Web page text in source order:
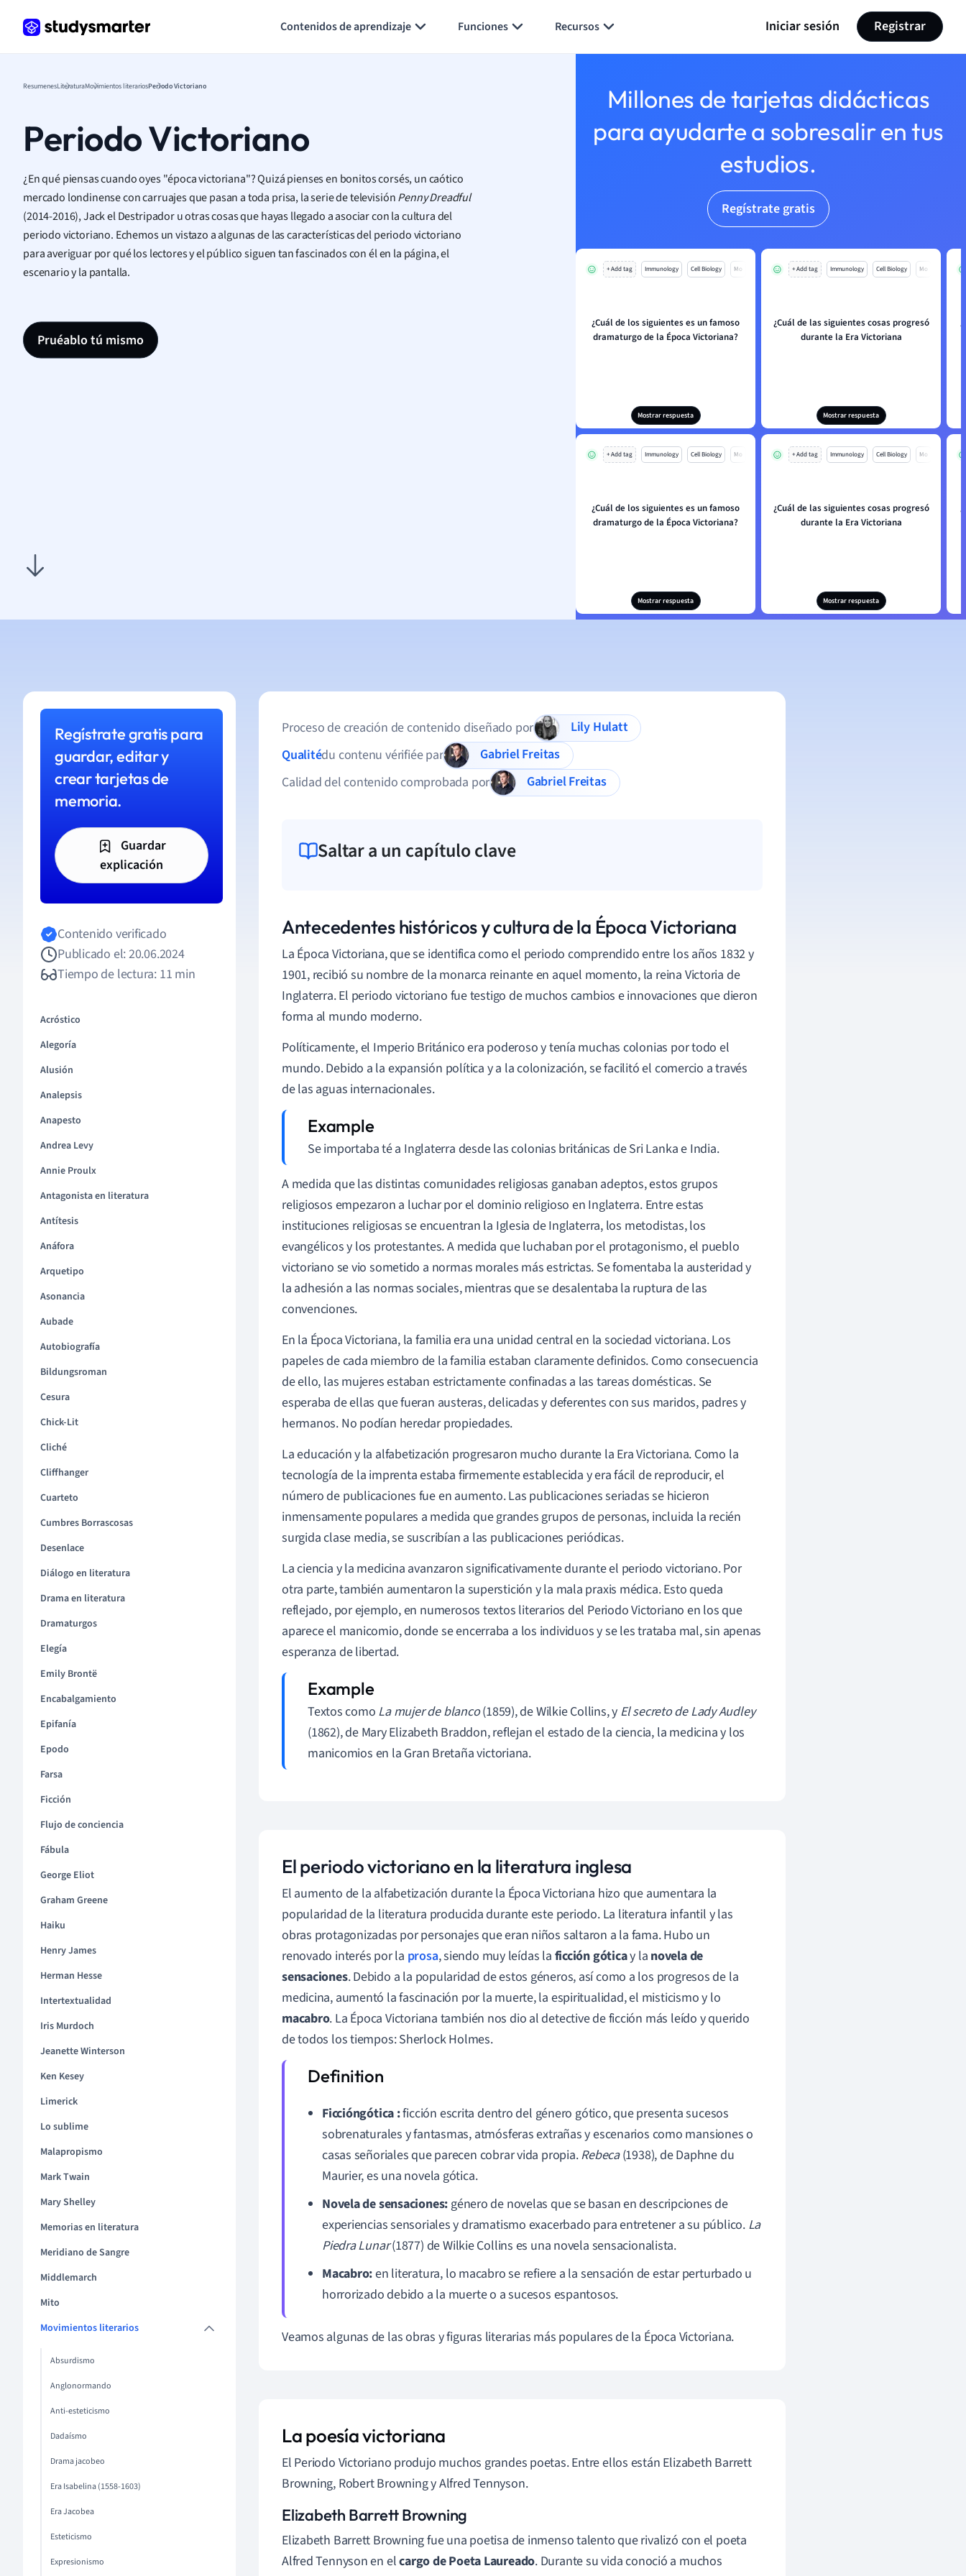
Contenidos de aprendizaje Funciones Recursos Iniciar sesión Registrar
ResumenesLiteraturaMovimientos literariosPeriodo Victoriano
Periodo Victoriano
¿En qué piensas cuando oyes "época victoriana"? Quizá pienses en bonitos corsés, un caótico
mercado londinense con carruajes que pasan a toda prisa, la serie de televisiónPenny Dreadful
(2014-2016), Jack el Destripador u otras cosas que hayas llegado a asociar con la cultura del
periodo victoriano. Echemos un vistazo a algunas de las características del periodo victoriano
para averiguar por qué los lectores y el público siguen tan fascinados con él en la página, el
escenario y la pantalla.
Pruéablo tú mismo
Millones de tarjetas didácticas
para ayudarte a sobresalir en tus
estudios.
Regístrate gratis
+ Add tag Immunology Cell Biology Mo
¿Cuál de los siguientes es un famoso
dramaturgo de la Época Victoriana?
Mostrar respuesta
+ Add tag Immunology Cell Biology Mo
¿Cuál de las siguientes cosas progresó
durante la Era Victoriana
Mostrar respuesta
+ Add tag Immunology Cell Biology Mo
¿Cuál de los siguientes es un famoso
dramaturgo de la Época Victoriana?
Mostrar respuesta
+ Add tag Immunology Cell Biology Mo
¿Cuál de las siguientes cosas progresó
durante la Era Victoriana
Mostrar respuesta
Regístrate gratis para
guardar, editar y
crear tarjetas de
memoria.
Guardar
explicación
Contenido verificado
Publicado el: 20.06.2024
Tiempo de lectura: 11 min
Acróstico
Alegoría
Alusión
Analepsis
Anapesto
Andrea Levy
Annie Proulx
Antagonista en literatura
Antítesis
Anáfora
Arquetipo
Asonancia
Aubade
Autobiografía
Bildungsroman
Cesura
Chick-Lit
Cliché
Cliffhanger
Cuarteto
Cumbres Borrascosas
Desenlace
Diálogo en literatura
Drama en literatura
Dramaturgos
Elegía
Emily Brontë
Encabalgamiento
Epifanía
Epodo
Farsa
Ficción
Flujo de conciencia
Fábula
George Eliot
Graham Greene
Haiku
Henry James
Herman Hesse
Intertextualidad
Iris Murdoch
Jeanette Winterson
Ken Kesey
Limerick
Lo sublime
Malapropismo
Mark Twain
Mary Shelley
Memorias en literatura
Meridiano de Sangre
Middlemarch
Mito
Movimientos literarios
Absurdismo
Anglonormando
Anti-esteticismo
Dadaísmo
Drama jacobeo
Era Isabelina (1558-1603)
Era Jacobea
Esteticismo
Expresionismo
Proceso de creación de contenido diseñado por
Lily Hulatt
Qualitédu contenu vérifiée par
Gabriel Freitas
Calidad del contenido comprobada por
Gabriel Freitas
Saltar a un capítulo clave
Antecedentes históricos y cultura de la Época Victoriana
La Época Victoriana, que se identifica como el periodo comprendido entre los años 1832 y
1901, recibió su nombre de la monarca reinante en aquel momento, la reina Victoria de
Inglaterra. El periodo victoriano fue testigo de muchos cambios e innovaciones que dieron
forma al mundo moderno.
Políticamente, el Imperio Británico era poderoso y tenía muchas colonias por todo el
mundo. Debido a la expansión política y a la colonización, se facilitó el comercio a través
de las aguas internacionales.
Se importaba té a Inglaterra desde las colonias británicas de Sri Lanka e India.
A medida que las distintas comunidades religiosas ganaban adeptos, estos grupos
religiosos empezaron a luchar por el dominio religioso en Inglaterra. Entre estas
instituciones religiosas se encuentran la Iglesia de Inglaterra, los metodistas, los
evangélicos y los protestantes. A medida que luchaban por el protagonismo, el pueblo
victoriano se vio sometido a normas morales más estrictas. Se fomentaba la austeridad y
la adhesión a las normas sociales, mientras que se desalentaba la ruptura de las
convenciones.
En la Época Victoriana, la familia era una unidad central en la sociedad victoriana. Los
papeles de cada miembro de la familia estaban claramente definidos. Como consecuencia
de ello, las mujeres estaban estrictamente confinadas a las tareas domésticas. Se
esperaba de ellas que fueran austeras, delicadas y deferentes con sus maridos, padres y
hermanos. No podían heredar propiedades.
La educación y la alfabetización progresaron mucho durante la Era Victoriana. Como la
tecnología de la imprenta estaba firmemente establecida y era fácil de reproducir, el
número de publicaciones fue en aumento. Las publicaciones seriadas se hicieron
inmensamente populares a medida que grandes grupos de personas, incluida la recién
surgida clase media, se suscribían a las publicaciones periódicas.
La ciencia y la medicina avanzaron significativamente durante el periodo victoriano. Por
otra parte, también aumentaron la superstición y la mala praxis médica. Esto queda
reflejado, por ejemplo, en numerosos textos literarios del Periodo Victoriano en los que
aparece el manicomio, donde se encerraba a los individuos y se les trataba mal, sin apenas
esperanza de libertad.
Textos como La mujer de blanco(1859), de Wilkie Collins, y El secreto de Lady Audley
(1862), de Mary Elizabeth Braddon, reflejan el estado de la ciencia, la medicina y los
manicomios en la Gran Bretaña victoriana.
El periodo victoriano en la literatura inglesa
El aumento de la alfabetización durante la Época Victoriana hizo que aumentara la
popularidad de la literatura producida durante este periodo. La literatura infantil y las
obras protagonizadas por personajes que eran niños saltaron a la fama. Hubo un
renovado interés por la prosa, siendo muy leídas la ficción góticay la novela de
sensaciones. Debido a la popularidad de estos géneros, así como a los progresos de la
medicina, aumentó la fascinación por la muerte, la espiritualidad, el misticismo y lo
macabro. La Época Victoriana también nos dio al detective de ficción más leído y querido
de todos los tiempos: Sherlock Holmes.
Ficcióngótica :ficción escrita dentro del género gótico, que presenta sucesos
sobrenaturales y fantasmas, atmósferas extrañas y escenarios como mansiones o
casas señoriales que parecen cobrar vida propia.Rebeca(1938), de Daphne du
Maurier, es una novela gótica.
Novela de sensaciones:género de novelas que se basan en descripciones de
experiencias sensoriales y dramatismo exacerbado para entretener a su público. La
Piedra Lunar(1877) de Wilkie Collins es una novela sensacionalista.
Macabro:en literatura, lo macabro se refiere a la sensación de estar perturbado u
horrorizado debido a la muerte o a sucesos espantosos.
Veamos algunas de las obras y figuras literarias más populares de la Época Victoriana.
La poesía victoriana
El Periodo Victoriano produjo muchos grandes poetas. Entre ellos están Elizabeth Barrett
Browning, Robert Browning y Alfred Tennyson.
Elizabeth Barrett Browning
Elizabeth Barrett Browning fue una poetisa de inmenso talento que rivalizó con el poeta
Alfred Tennyson en elcargo de Poeta Laureado. Durante su vida conoció a muchos